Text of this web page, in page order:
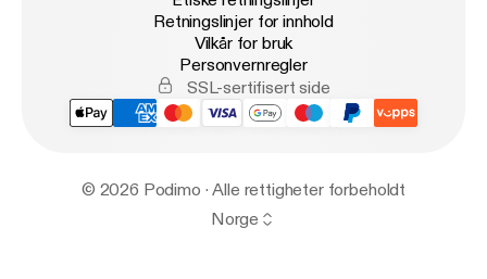
Retningslinjer for innhold
Vilkår for bruk
Personvernregler
SSL-sertifisert side
© 2026 Podimo · Alle rettigheter forbeholdt
Norge